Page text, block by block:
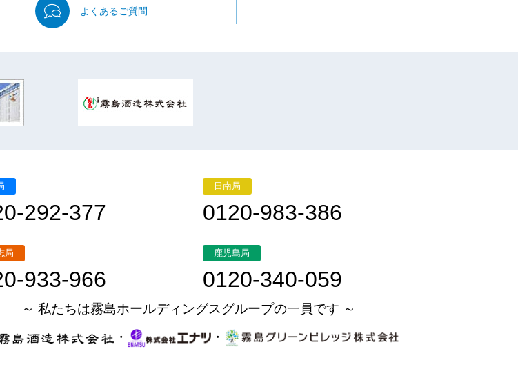
よくあるご質問
292-377
日南局
0120-983-386
局
933-966
鹿児島局
0120-340-059
～ 私たちは霧島ホールディングスグループの一員です ～
・
・